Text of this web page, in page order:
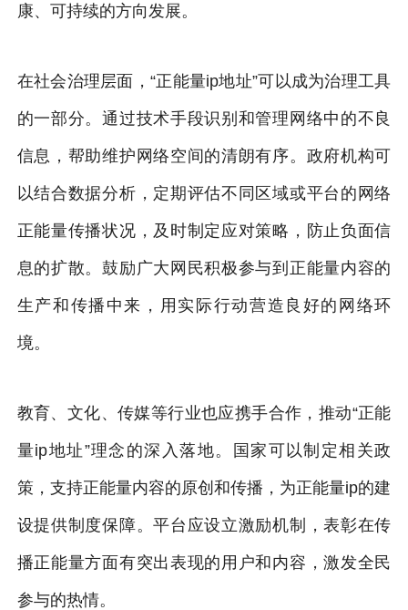
康、可持续的方向发展。
在社会治理层面，“正能量ip地址”可以成为治理工具
的一部分。通过技术手段识别和管理网络中的不良
信息，帮助维护网络空间的清朗有序。政府机构可
以结合数据分析，定期评估不同区域或平台的网络
正能量传播状况，及时制定应对策略，防止负面信
息的扩散。鼓励广大网民积极参与到正能量内容的
生产和传播中来，用实际行动营造良好的网络环
境。
教育、文化、传媒等行业也应携手合作，推动“正能
量ip地址”理念的深入落地。国家可以制定相关政
策，支持正能量内容的原创和传播，为正能量ip的建
设提供制度保障。平台应设立激励机制，表彰在传
播正能量方面有突出表现的用户和内容，激发全民
参与的热情。